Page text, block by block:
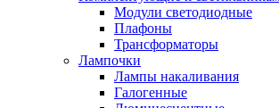
Модули светодиодные
Плафоны
Трансформаторы
Лампочки
Лампы накаливания
Галогенные